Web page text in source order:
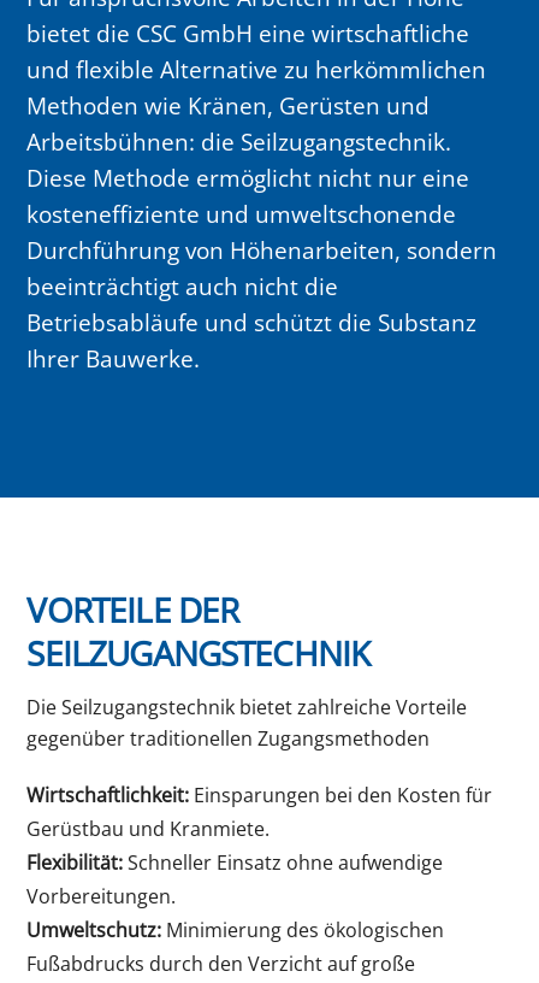
bietet die CSC GmbH eine wirtschaftliche
und flexible Alternative zu herkömmlichen
Methoden wie Kränen, Gerüsten und
Arbeitsbühnen: die Seilzugangstechnik.
Diese Methode ermöglicht nicht nur eine
kosteneffiziente und umweltschonende
Durchführung von Höhenarbeiten, sondern
beeinträchtigt auch nicht die
Betriebsabläufe und schützt die Substanz
Ihrer Bauwerke.
VORTEILE DER
SEILZUGANGSTECHNIK
Die Seilzugangstechnik bietet zahlreiche Vorteile
gegenüber traditionellen Zugangsmethoden
Wirtschaftlichkeit: Einsparungen bei den Kosten für
Gerüstbau und Kranmiete.
Flexibilität:Schneller Einsatz ohne aufwendige
Vorbereitungen.
Umweltschutz: Minimierung des ökologischen
Fußabdrucks durch den Verzicht auf große